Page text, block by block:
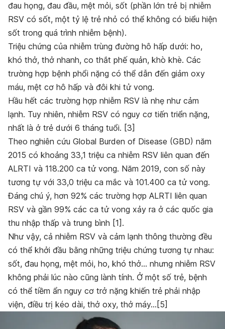
đau họng, đau đầu, mệt mỏi, sốt (phần lớn trẻ bị nhiễm
RSV có sốt, một tỷ lệ trẻ nhỏ có thể không có biểu hiện
sốt trong quá trình nhiễm bệnh).
Triệu chứng của nhiễm trùng đường hô hấp dưới: ho,
khó thở, thở nhanh, co thắt phế quản, khò khè. Các
trường hợp bệnh phổi nặng có thể dẫn đến giảm oxy
máu, mệt cơ hô hấp và đôi khi tử vong.
Hầu hết các trường hợp nhiễm RSV là nhẹ như cảm
lạnh. Tuy nhiên, nhiễm RSV có nguy cơ tiến triển nặng,
nhất là ở trẻ dưới 6 tháng tuổi. [3]
Theo nghiên cứu Global Burden of Disease (GBD) năm
2015 có khoảng 33,1 triệu ca nhiễm RSV liên quan đến
ALRTI và 118.200 ca tử vong. Năm 2019, con số này
tương tự với 33,0 triệu ca mắc và 101.400 ca tử vong.
Đáng chú ý, hơn 92% các trường hợp ALRTI liên quan
RSV và gần 99% các ca tử vong xảy ra ở các quốc gia
thu nhập thấp và trung bình [1].
Như vậy, cả nhiễm RSV và cảm lạnh thông thường đều
có thể khởi đầu bằng những triệu chứng tương tự nhau:
sốt, đau họng, mệt mỏi, ho, khó thở… nhưng nhiễm RSV
không phải lúc nào cũng lành tính. Ở một số trẻ, bệnh
có thể tiềm ẩn nguy cơ trở nặng khiến trẻ phải nhập
viện, điều trị kéo dài, thở oxy, thở máy…[5]